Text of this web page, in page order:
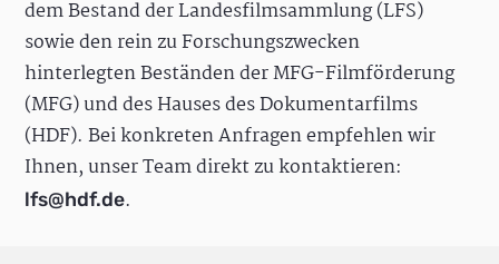
dem Bestand der Landesfilmsammlung (LFS)
sowie den rein zu Forschungszwecken
hinterlegten Beständen der MFG-Filmförderung
(MFG) und des Hauses des Dokumentarfilms
(HDF). Bei konkreten Anfragen empfehlen wir
Ihnen, unser Team direkt zu kontaktieren:
lfs@hdf.de.